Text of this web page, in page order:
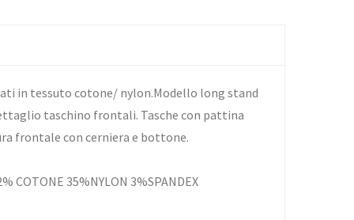
in tessuto cotone/ nylon.Modello long stand
taschino frontali. Tasche con pattina
frontale con cerniera e bottone.
COTONE 35%NYLON 3%SPANDEX